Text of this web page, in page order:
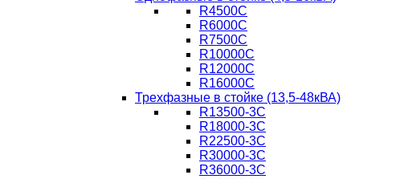
R4500C
R6000C
R7500C
R10000C
R12000C
R16000C
Трехфазные в стойке (13,5-48кВА)
R13500-3C
R18000-3C
R22500-3C
R30000-3C
R36000-3C